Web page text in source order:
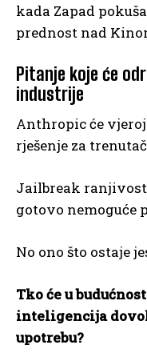
kada Zapad
prednost nad
Pitanje koje će
industrije
Anthropic će
rješenje za
Jailbreak
gotovo nemoguće
No ono što ostaje
Tko će u
inteligencija
upotrebu?